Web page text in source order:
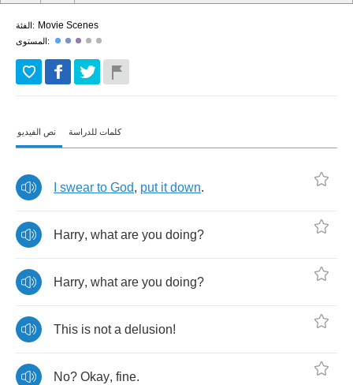
الفئة: Movie Scenes
المستوى:
نص الفيديو كلمات للدراسة
swear to God, put it down.
Harry, what are you doing?
Harry, what are you doing?
This is not a delusion!
No? Okay, fine.